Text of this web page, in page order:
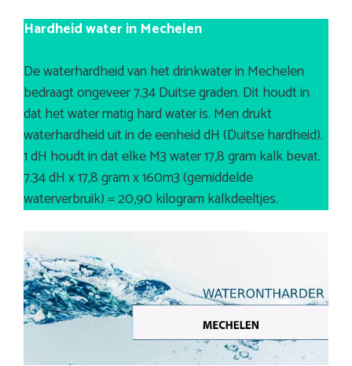
Hardheid water in Mechelen
De waterhardheid van het drinkwater in Mechelen
bedraagt ongeveer 7.34 Duitse graden. Dit houdt in
dat het water matig hard water is. Men drukt
waterhardheid uit in de eenheid dH (Duitse hardheid).
1 dH houdt in dat elke M3 water 17,8 gram kalk bevat.
7.34 dH x 17,8 gram x 160m3 (gemiddelde
waterverbruik) = 20,90 kilogram kalkdeeltjes.